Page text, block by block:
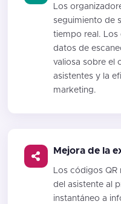
Los
seguimiento de
tiempo real. Los
datos de
valiosa sobre el
asistentes y la
marketing.
Mejora de la
Los códigos
del asistente al
instantáneo a